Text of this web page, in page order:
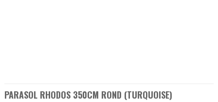
PARASOL RHODOS 350CM ROND (TURQUOISE)